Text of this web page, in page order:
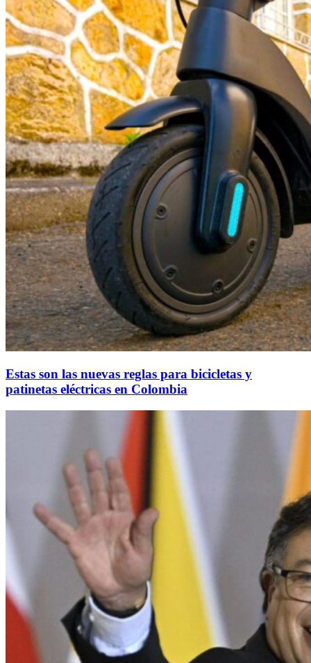
Estas son las nuevas reglas para bicicletas y
patinetas eléctricas en Colombia